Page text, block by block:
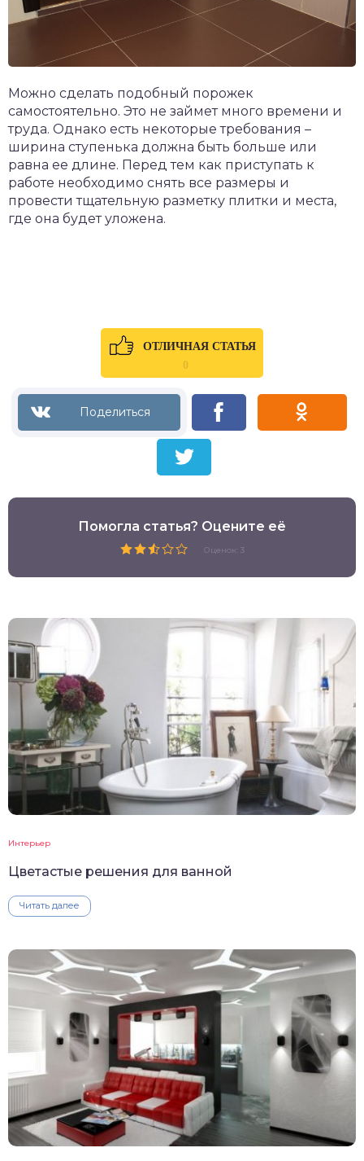
Можно сделать подобный порожек
самостоятельно. Это не займет много времени и
труда. Однако есть некоторые требования –
ширина ступенька должна быть больше или
равна ее длине. Перед тем как приступать к
работе необходимо снять все размеры и
провести тщательную разметку плитки и места,
где она будет уложена.
ОТЛИЧНАЯ СТАТЬЯ
0
Помогла статья? Оцените её
Оценок: 3
Интерьер
Цветастые решения для ванной
Читать далее